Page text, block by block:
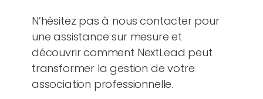
N’hésitez pas à nous contacter pour
une assistance sur mesure et
découvrir comment NextLead peut
transformer la gestion de votre
association professionnelle.